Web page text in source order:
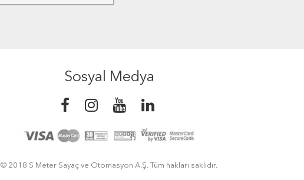
Sosyal Medya
© 2018 S Meter Sayaç ve Otomasyon A.Ş. Tüm hakları saklıdır.